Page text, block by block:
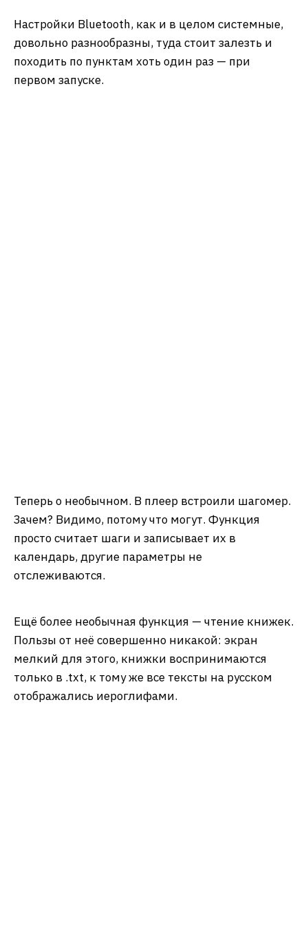
Настройки Bluetooth, как и в целом системные,
довольно разнообразны, туда стоит залезть и
походить по пунктам хоть один раз — при
первом запуске.
Теперь о необычном. В плеер встроили шагомер.
Зачем? Видимо, потому что могут. Функция
просто считает шаги и записывает их в
календарь, другие параметры не
отслеживаются.
Ещё более необычная функция — чтение книжек.
Пользы от неё совершенно никакой: экран
мелкий для этого, книжки воспринимаются
только в .txt, к тому же все тексты на русском
отображались иероглифами.